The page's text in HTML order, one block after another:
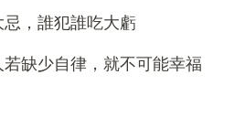
，誰犯誰吃大虧
缺少自律，就不可能幸福